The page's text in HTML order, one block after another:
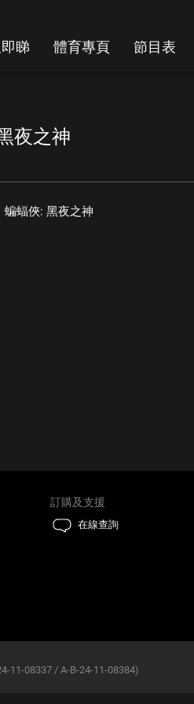
睇 體育專頁 節目表
夜之神
蝙蝠俠: 黑夜之神
訂購及支援
在線查詢
11-08337 / A-B-24-11-08384)